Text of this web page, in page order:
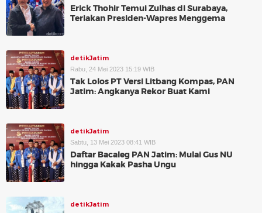
Erick Thohir Temui Zulhas di Surabaya,
Teriakan Presiden-Wapres Menggema
detikJatim
Rabu, 24 Mei 2023 15:19 WIB
Tak Lolos PT Versi Litbang Kompas, PAN
Jatim: Angkanya Rekor Buat Kami
detikJatim
Sabtu, 13 Mei 2023 08:41 WIB
Daftar Bacaleg PAN Jatim: Mulai Gus NU
hingga Kakak Pasha Ungu
detikJatim